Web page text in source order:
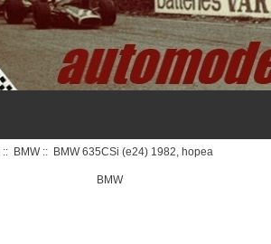
:: BMW:: BMW 635CSi (e24) 1982, hopea
BMW